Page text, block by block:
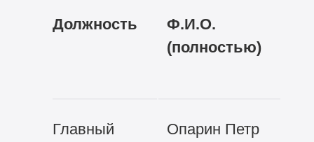
Должность
Ф.И.О.
(полностью)
Главный
Опарин Петр